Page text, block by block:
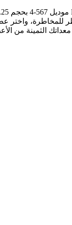
للمخاطرة، واختر
الثمينة من